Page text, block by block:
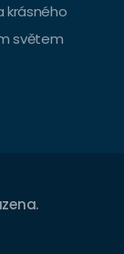
krásného
světem